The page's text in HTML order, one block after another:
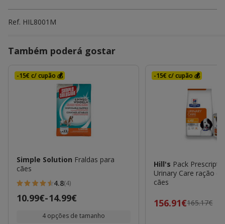
Ref. HIL8001M
Também poderá gostar
-15€ c/ cupão 💰
Simple Solution Fraldas para
cães
4.8
estrelas
4.8(4)
Preço
10.99€-14.99€
4 opções de tamanho
-15€ c/ cupão 💰
Hill's Pack
Urinary Care ração e
cães
Preço
156.91€165.17€